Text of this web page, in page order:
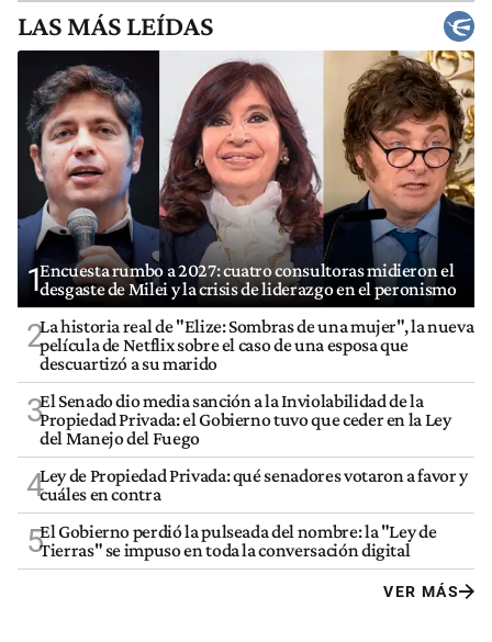
LAS MÁS LEÍDAS
1Encuesta rumbo a 2027: cuatro consultoras midieron el
desgaste de Milei y la crisis de liderazgo en el peronismo
2La historia real de "Elize: Sombras de una mujer", la nueva
película de Netflix sobre el caso de una esposa que
descuartizó a su marido
3El Senado dio media sanción a la Inviolabilidad de la
Propiedad Privada: el Gobierno tuvo que ceder en la Ley
del Manejo del Fuego
4Ley de Propiedad Privada: qué senadores votaron a favor y
cuáles en contra
5El Gobierno perdió la pulseada del nombre: la "Ley de
Tierras" se impuso en toda la conversación digital
VER MÁS